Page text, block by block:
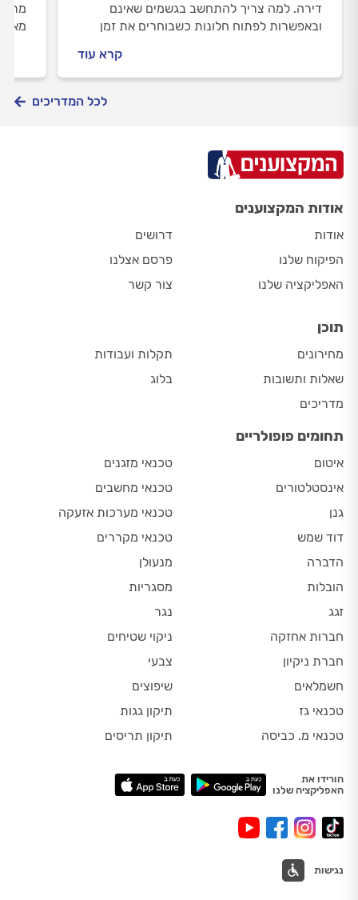
דירה. למה צריך להתחשב בגשמים שאינם
ובאפשרות לפתוח חלונות כשבוחרים את זמן
קרא עוד
לכל המדריכים
אודות המקצוענים
אודות
הפיקוח שלנו
האפליקציה שלנו
דרושים
פרסם אצלנו
צור קשר
תוכן
מחירונים
שאלות ותשובות
מדריכים
תקלות ועבודות
בלוג
תחומים פופולריים
איטום
אינסטלטורים
גנן
דוד שמש
הדברה
הובלות
זגג
חברות אחזקה
חברת ניקיון
חשמלאים
טכנאי גז
טכנאי מ. כביסה
טכנאי מזגנים
טכנאי מחשבים
טכנאי מערכות אזעקה
טכנאי מקררים
מנעולן
מסגריות
נגר
ניקוי שטיחים
צבעי
שיפוצים
תיקון גגות
תיקון תריסים
הורידו את
האפליקציה שלנו
נגישות